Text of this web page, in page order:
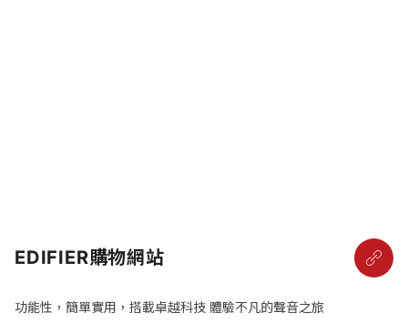
EDIFIER購物網站
功能性，簡單實用，搭載卓越科技 體驗不凡的聲音之旅